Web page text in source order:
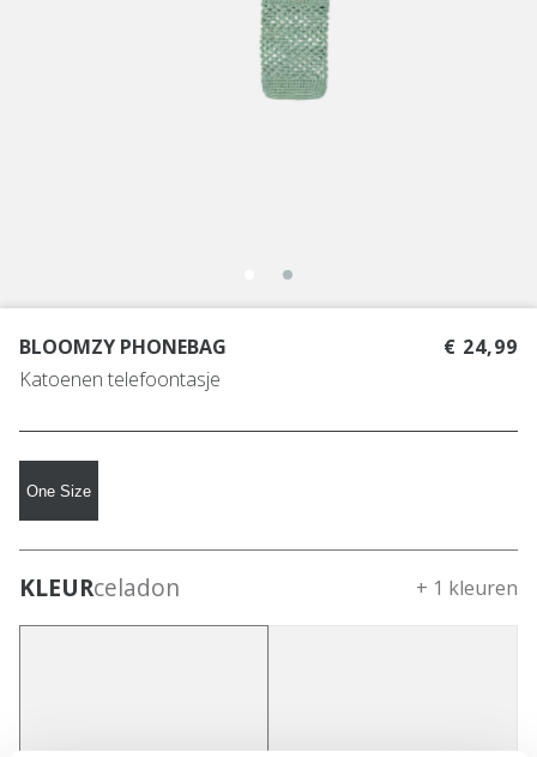
BLOOMZY PHONEBAG
Katoenen telefoontasje
€ 24,99
One Size
KLEURceladon + 1 kleuren